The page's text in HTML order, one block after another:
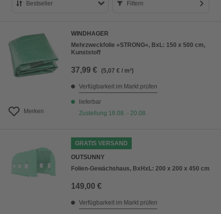
Bestseller
Preis aufsteigend
Preis absteigend
Bewertung
Filtern
Merken
WINDHAGER
Mehrzweckfolie »STRONG«, BxL: 150 x 500 cm,
Kunststoff
37,99 € (5,07 € / m²)
Verfügbarkeit im Markt prüfen
lieferbar
Zustellung 18.08. - 20.08.
GRATIS VERSAND
OUTSUNNY
Folien-Gewächshaus, BxHxL: 200 x 200 x 450 cm
149,00 €
Verfügbarkeit im Markt prüfen